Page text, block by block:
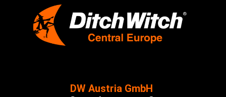
DW Austria GmbH